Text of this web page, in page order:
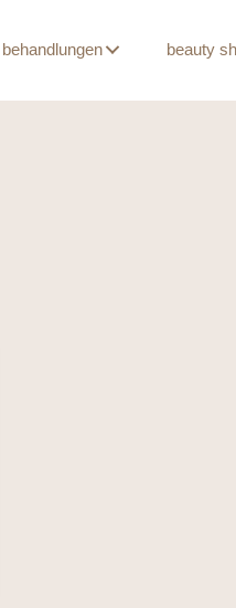
behandlungen beauty